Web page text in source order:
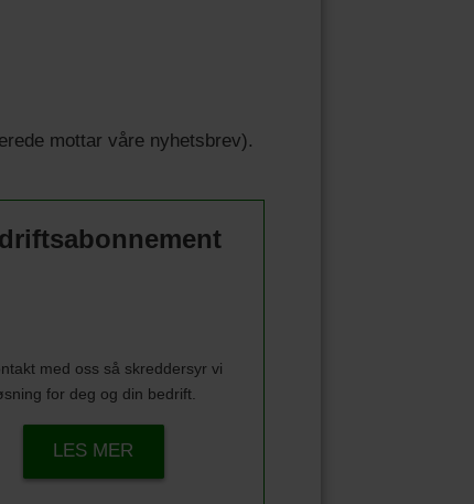
mottar våre nyhetsbrev).
med oss så skreddersyr vi
for deg og din bedrift.
LES MER